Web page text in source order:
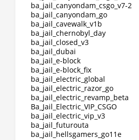
ba_jail_canyondam_csgo_v7-2
ba_jail_canyondam_go
ba_jail_cavewalk_v1b
ba_jail_chernobyl_day
ba_jail_closed_v3
ba_jail_dubai
ba_jail_e-block
ba_jail_e-block_fix
ba_jail_electric_global
ba_jail_electric_razor_go
ba_jail_electric_revamp_beta
Ba_Jail_Electric_VIP_CSGO
ba_jail_electric_vip_v3
ba_jail_futurouta
ba_jail_hellsgamers_go11e